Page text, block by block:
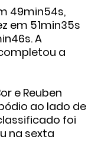
49min54s,
em 51min35s
A
a
e Reuben
ao lado de
foi
na sexta